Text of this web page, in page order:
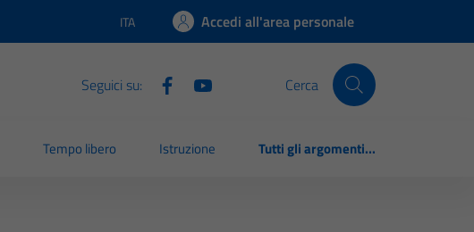
Lingua attiva:
ITA Accedi all'area personale
Seguici su: Cerca
Tempo libero Istruzione Tutti gli argomenti...